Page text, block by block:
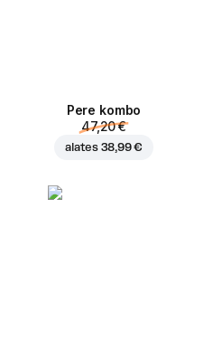
Pere kombo
47,20 €
alates 38,99 €